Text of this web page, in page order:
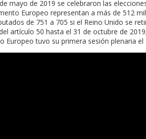
mayo de 2019 se celebraron las
Europeo representan a más de 512
de 751 a 705 si el Reino Unido se
artículo 50 hasta el 31 de octubre de
Europeo tuvo su primera sesión plenaria